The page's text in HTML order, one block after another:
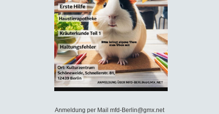
Anmeldung per Mail mfd-Berlin@gmx.net